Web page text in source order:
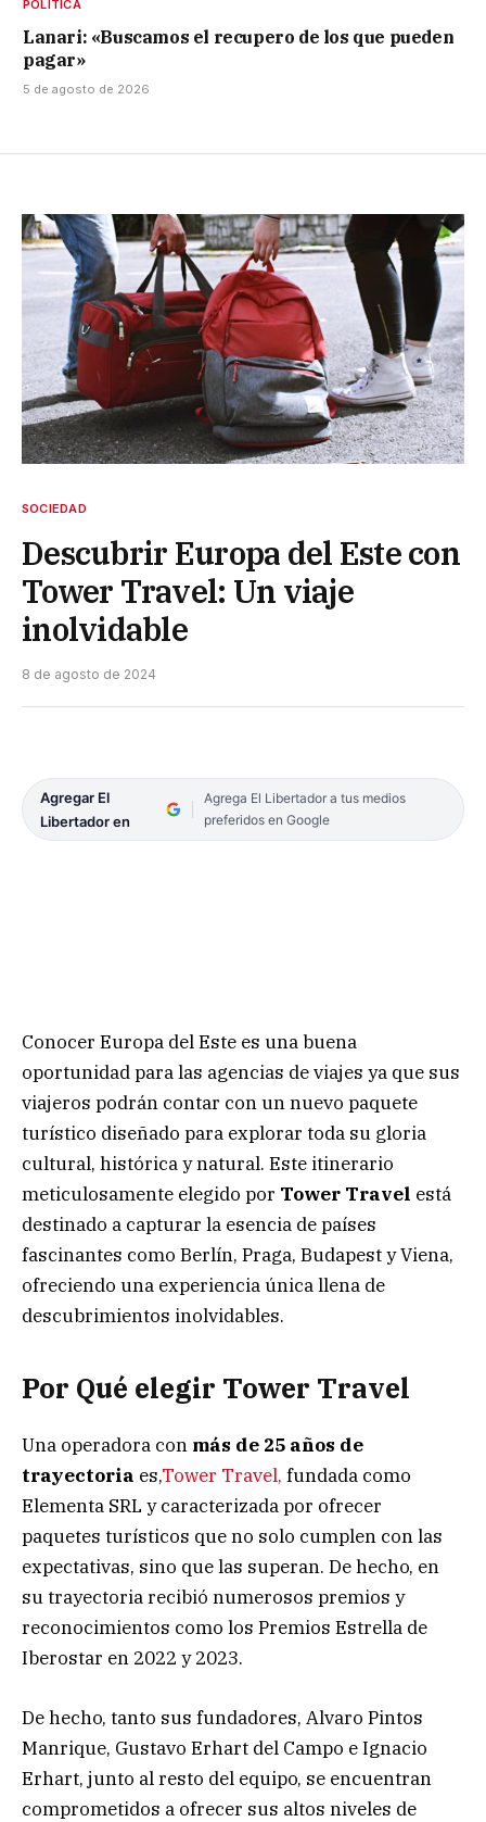
POLÍTICA
Lanari: «Buscamos el recupero de los que pueden
pagar»
5 de agosto de 2026
SOCIEDAD
Descubrir Europa del Este con
Tower Travel: Un viaje
inolvidable
8 de agosto de 2024
Agregar El
Libertador en
Agrega El Libertador a tus medios
preferidos en Google
Conocer Europa del Este es una buena
oportunidad para las agencias de viajes ya que sus
viajeros podrán contar con un nuevo paquete
turístico diseñado para explorar toda su gloria
cultural, histórica y natural. Este itinerario
meticulosamente elegido por Tower Travel está
destinado a capturar la esencia de países
fascinantes como Berlín, Praga, Budapest y Viena,
ofreciendo una experiencia única llena de
descubrimientos inolvidables.
Por Qué elegir Tower Travel
Una operadora con más de 25 años de
trayectoria es,Tower Travel, fundada como
Elementa SRL y caracterizada por ofrecer
paquetes turísticos que no solo cumplen con las
expectativas, sino que las superan. De hecho, en
su trayectoria recibió numerosos premios y
reconocimientos como los Premios Estrella de
Iberostar en 2022 y 2023.
De hecho, tanto sus fundadores, Alvaro Pintos
Manrique, Gustavo Erhart del Campo e Ignacio
Erhart, junto al resto del equipo, se encuentran
comprometidos a ofrecer sus altos niveles de